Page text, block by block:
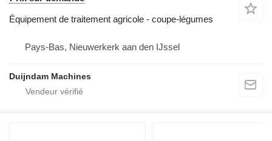
Équipement de traitement agricole - coupe-légumes
Pays-Bas, Nieuwerkerk aan den IJssel
Duijndam Machines